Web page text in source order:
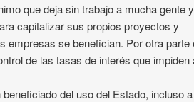
que deja sin trabajo a mucha gente
capitalizar sus propios proyectos y
empresas se benefician. Por otra parte
de las tasas de interés que impiden
del uso del Estado, incluso a